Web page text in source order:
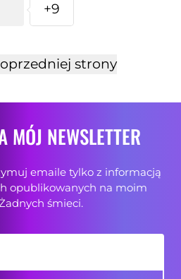
+9
strony
MÓJ NEWSLETTER
emaile tylko z informacją
opublikowanych na moim
śmieci.